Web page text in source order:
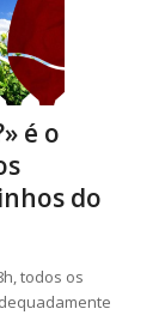
é o
do
todos os